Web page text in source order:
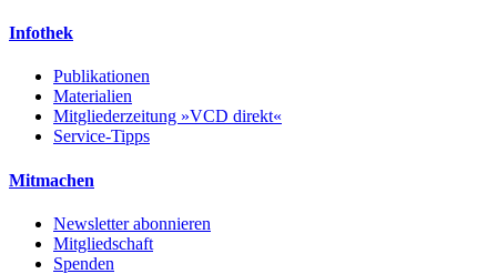
Infothek
Publikationen
Materialien
Mitgliederzeitung »VCD direkt«
Service-Tipps
Mitmachen
Newsletter abonnieren
Mitgliedschaft
Spenden